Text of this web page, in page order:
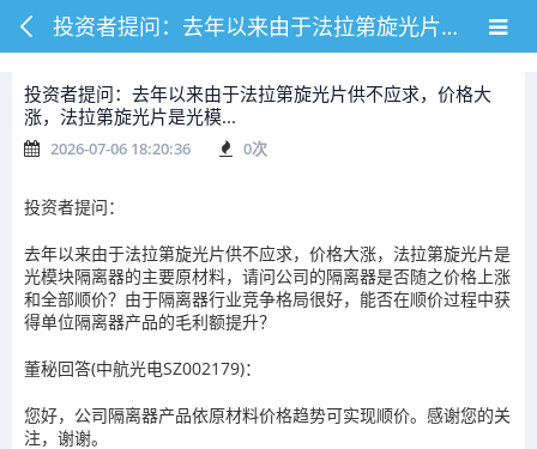
投资者提问：去年以来由于法拉第旋光片供不应求，价格大涨，法拉第旋光片是光模...
投资者提问：去年以来由于法拉第旋光片供不应求，价格大
涨，法拉第旋光片是光模...
2026-07-06 18:20:36 0次
投资者提问：
去年以来由于法拉第旋光片供不应求，价格大涨，法拉第旋光片是
光模块隔离器的主要原材料，请问公司的隔离器是否随之价格上涨
和全部顺价？由于隔离器行业竞争格局很好，能否在顺价过程中获
得单位隔离器产品的毛利额提升？
董秘回答(中航光电SZ002179)：
您好，公司隔离器产品依原材料价格趋势可实现顺价。感谢您的关
注，谢谢。